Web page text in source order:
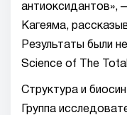
антиоксидантов»,
Кагеяма,
Результаты были
Science of The
Структура и
Группа